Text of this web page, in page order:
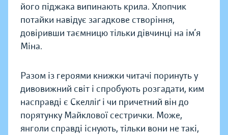
його піджака випинають крила. Хлопчик
потайки навідує загадкове створіння,
довіривши таємницю тільки дівчинці на ім’я
Міна.
Разом із героями книжки читачі поринуть у
дивовижний світ і спробують розгадати, ким
насправді є Скелліґ і чи причетний він до
порятунку Майклової сестрички. Може,
янголи справді існують, тільки вони не такі,